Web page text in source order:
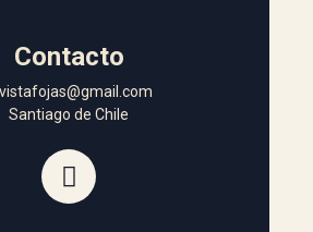
Contacto
Santiago de Chile